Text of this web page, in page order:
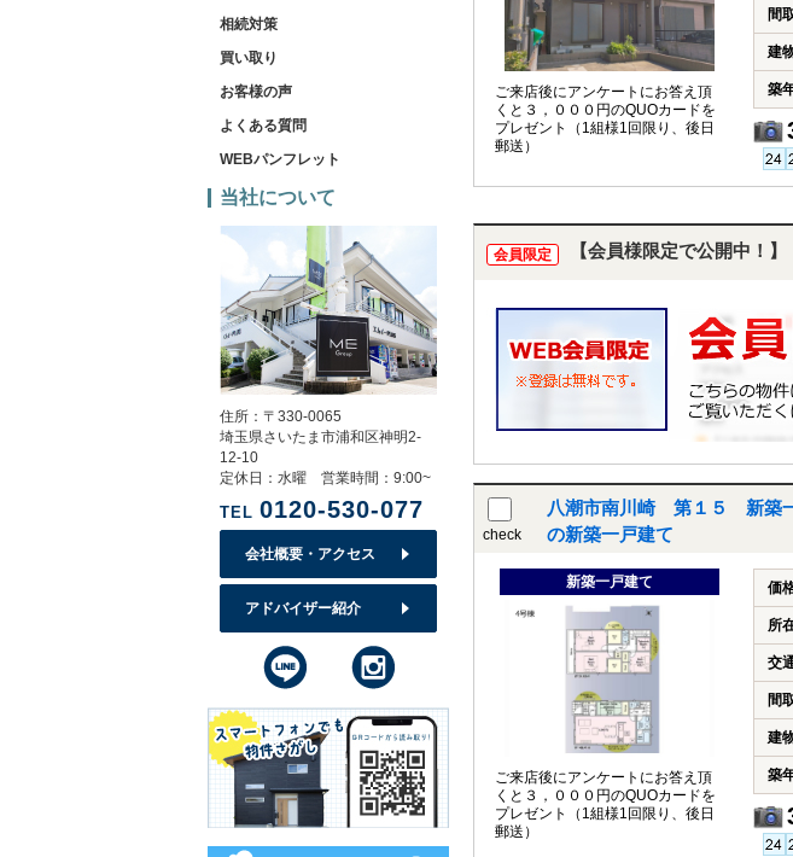
ご来店後にアンケートにお答え頂
くと３，０００円のQUOカードを
プレゼント（1組様1回限り、後日
郵送）
間
建
築
会員限定 【会員様限定で公開中！】
check
八潮市南川崎 第１５ 新築
の新築一戸建て
新築一戸建て
ご来店後にアンケートにお答え頂
くと３，０００円のQUOカードを
プレゼント（1組様1回限り、後日
郵送）
価
所
交
間
建
築
相続対策
買い取り
お客様の声
よくある質問
WEBパンフレット
当社について
住所：〒330-0065
埼玉県さいたま市浦和区神明2-
12-10
定休日：水曜 営業時間：9:00~
TEL 0120-530-077
会社概要・アクセス
アドバイザー紹介